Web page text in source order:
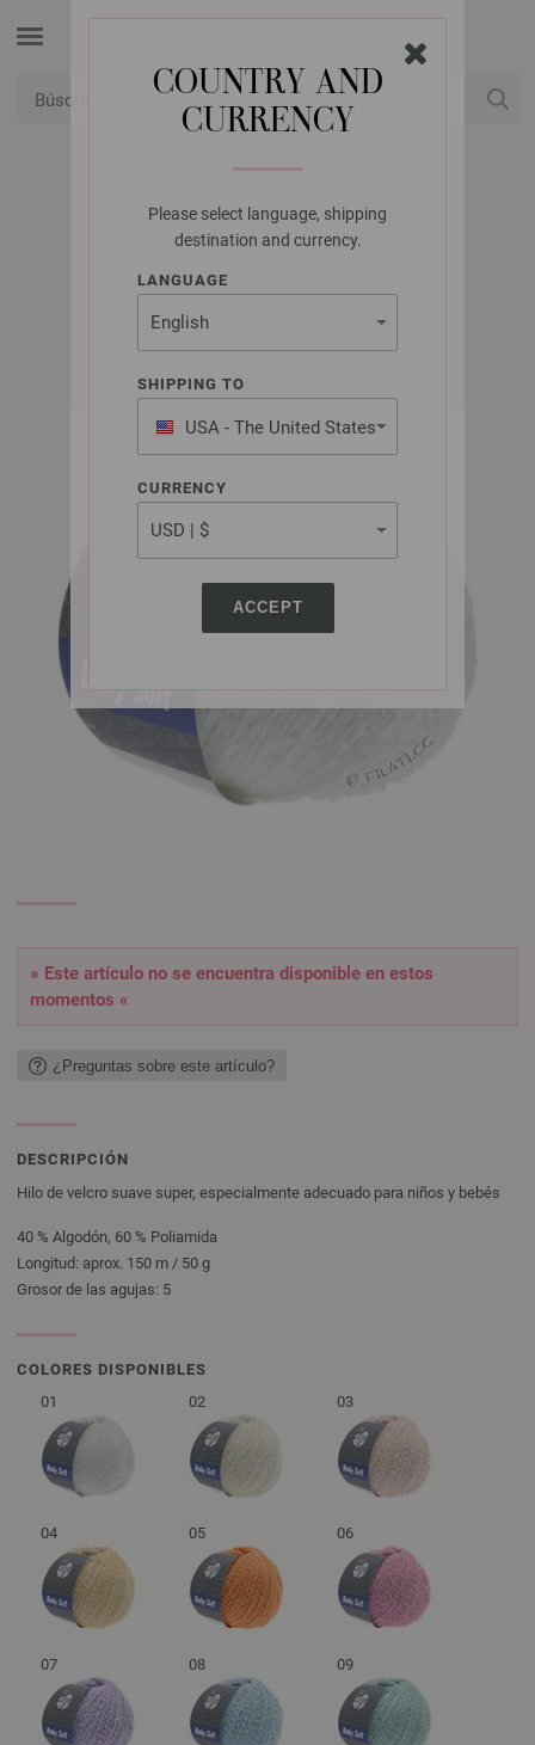
COUNTRY AND
CURRENCY
Please select language, shipping
destination and currency.
LANGUAGE
SHIPPING TO
USA - The United States
of America
CURRENCY
ACCEPT
LANA GROSSA
BABY SOFT
» Este artículo no se encuentra disponible en estos
momentos «
¿Preguntas sobre este artículo?
DESCRIPCIÓN
Hilo de velcro suave super, especialmente adecuado para niños y bebés
40 % Algodón, 60 % Poliamida
Longitud: aprox. 150 m / 50 g
Grosor de las agujas: 5
COLORES DISPONIBLES
01
02 03
04 05 06
07 08 09